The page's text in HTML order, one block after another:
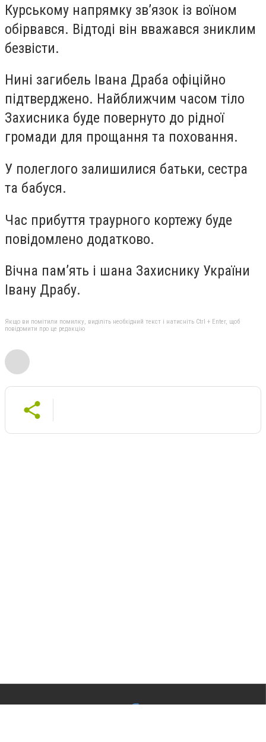
Курському напрямку зв’язок із воїном
обірвався. Відтоді він вважався зниклим
безвісти.
Нині загибель Івана Драба офіційно
підтверджено. Найближчим часом тіло
Захисника буде повернуто до рідної
громади для прощання та поховання.
У полеглого залишилися батьки, сестра
та бабуся.
Час прибуття траурного кортежу буде
повідомлено додатково.
Вічна пам’ять і шана Захиснику України
Івану Драбу.
Якщо ви помітили помилку, виділіть необхідний текст і натисніть Ctrl + Enter, щоб
повідомити про це редакцію